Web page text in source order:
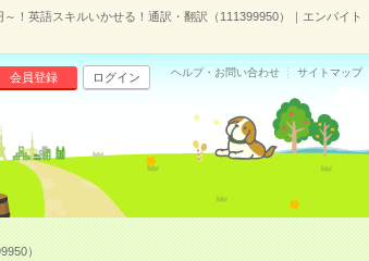
～！英語スキルいかせる！通訳・翻訳（111399950）｜エンバイト
会員登録 ログイン ヘルプ・お問い合わせ サイトマップ
）